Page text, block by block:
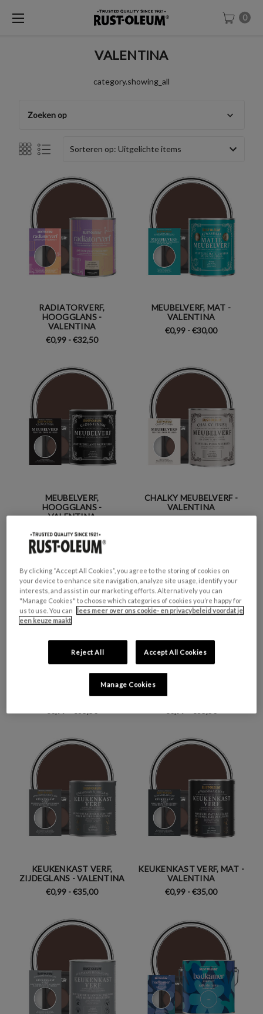
0
VALENTINA
category.showing_all
Zoeken op
Sorteren op:
RADIATORVERF,
HOOGGLANS -
VALENTINA
€0,99 - €32,50
MEUBELVERF, MAT -
VALENTINA
€0,99 - €30,00
MEUBELVERF,
HOOGGLANS -
VALENTINA
€0,99 - €30,00
CHALKY MEUBELVERF -
VALENTINA
KEUKENTEGELVERF,
ZIJDEGLANS - VALENTINA
KEUKENTEGELVERF, MAT
- VALENTINA
KEUKENKAST VERF,
ZIJDEGLANS - VALENTINA
€0,99 - €35,00
KEUKENKAST VERF, MAT -
VALENTINA
€0,99 - €35,00
By clicking “Accept All Cookies”, you agree to the storing of cookies on
your device to enhance site navigation, analyze site usage, identify your
interests, and assist in our marketing efforts. Alternatively you can
"Manage Cookies" to choose which categories of cookies you’re happy for
us to use. You can
lees meer over ons cookie- en privacybeleid voordat je
een keuze maakt
Reject All Accept All Cookies
Manage Cookies